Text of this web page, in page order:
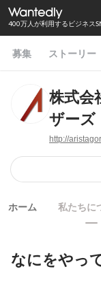
400万人が利用するビジネス
募集 ストーリー
株式会
ザーズ
http://
ホーム 私たちに
なにをやっ